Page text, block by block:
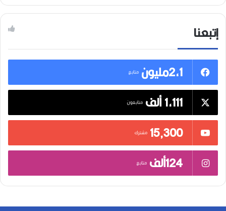
إتبعنا
2,1مليون
متابع
1,111 ألف متابعون
15٬300 مشترك
124ألف متابع